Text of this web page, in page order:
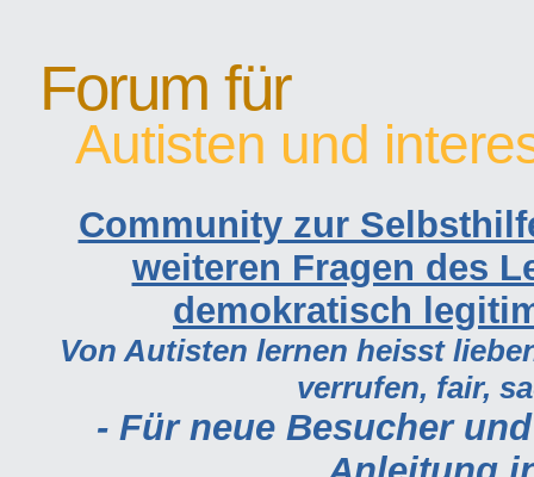
Forum für
Autisten und
Community zur
weiteren Fragen des
demokratisch
Von Autisten lernen heisst
verrufen, fair,
- Für neue Besucher